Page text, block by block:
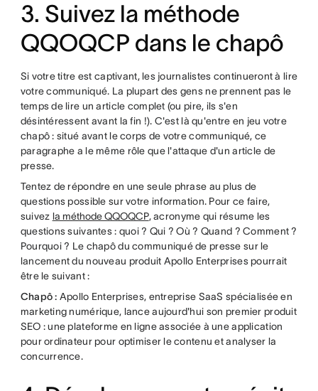
3. Suivez la méthode
QQOQCP dans le chapô
Si votre titre est captivant, les journalistes continueront à lire
votre communiqué. La plupart des gens ne prennent pas le
temps de lire un article complet (ou pire, ils s'en
désintéressent avant la fin !). C'est là qu'entre en jeu votre
chapô : situé avant le corps de votre communiqué, ce
paragraphe a le même rôle que l'attaque d'un article de
presse.
Tentez de répondre en une seule phrase au plus de
questions possible sur votre information. Pour ce faire,
suivez la méthode QQOQCP, acronyme qui résume les
questions suivantes : quoi ? Qui ? Où ? Quand ? Comment ?
Pourquoi ? Le chapô du communiqué de presse sur le
lancement du nouveau produit Apollo Enterprises pourrait
être le suivant :
Chapô : Apollo Enterprises, entreprise SaaS spécialisée en
marketing numérique, lance aujourd'hui son premier produit
SEO : une plateforme en ligne associée à une application
pour ordinateur pour optimiser le contenu et analyser la
concurrence.